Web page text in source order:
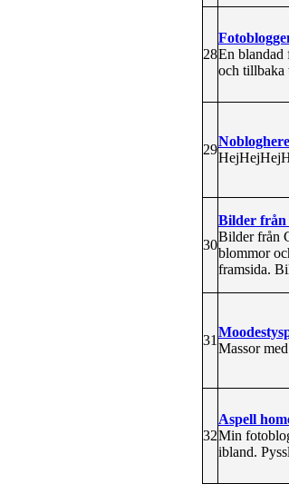
28En blandad
och tillbaka
29
Nobloghere
30
Bilder från
Bilder från
blommor
framsida.
31
Massor
32
Aspell
Min
ibland.